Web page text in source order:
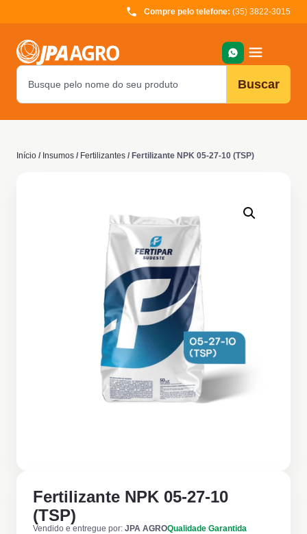
Compre pelo telefone: (35) 3822-3015
Buscar
Início / Insumos / Fertilizantes / Fertilizante NPK 05-27-10 (TSP)
Fertilizante NPK 05-27-10
(TSP)
Vendido e entregue por: JPA AGROQualidade Garantida